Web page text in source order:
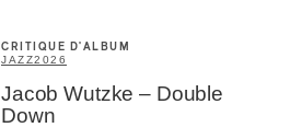
CRITIQUE D'ALBUM
JAZZ2026
Jacob Wutzke – Double
Down